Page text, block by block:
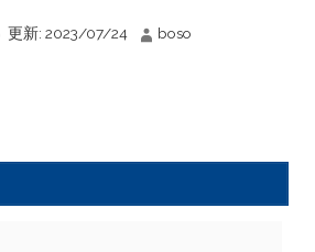
更新: 2023/07/24 boso